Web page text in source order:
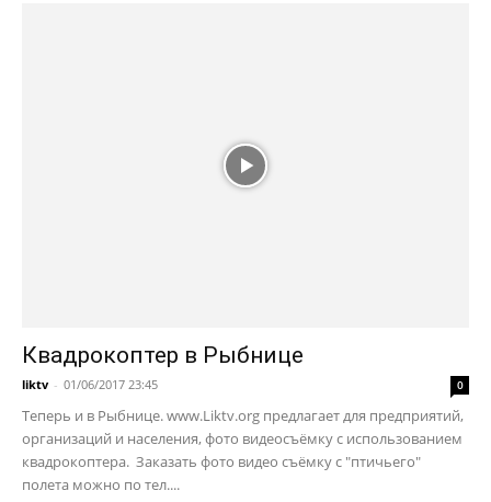
Квадрокоптер в Рыбнице
liktv - 01/06/2017 23:45 0
Теперь и в Рыбнице. www.Liktv.org предлагает для предприятий,
организаций и населения, фото видеосъёмку с использованием
квадрокоптера. Заказать фото видео съёмку с "птичьего"
полета можно по тел....